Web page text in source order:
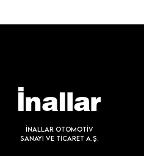
İNALLAR OTOMOTİV
SANAYİ VE TİCARET A.Ş.